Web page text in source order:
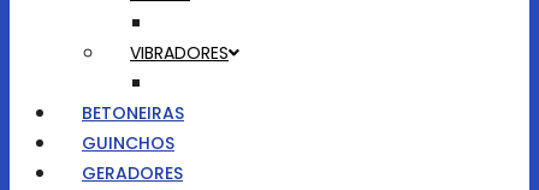
VIBRADORES
BETONEIRAS
GUINCHOS
GERADORES